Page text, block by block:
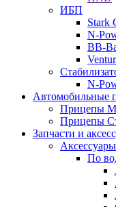
ИБП
Stark
N-
BB-
N-
Автомобильные
Прицепы
Прицепы
Запчасти и
По